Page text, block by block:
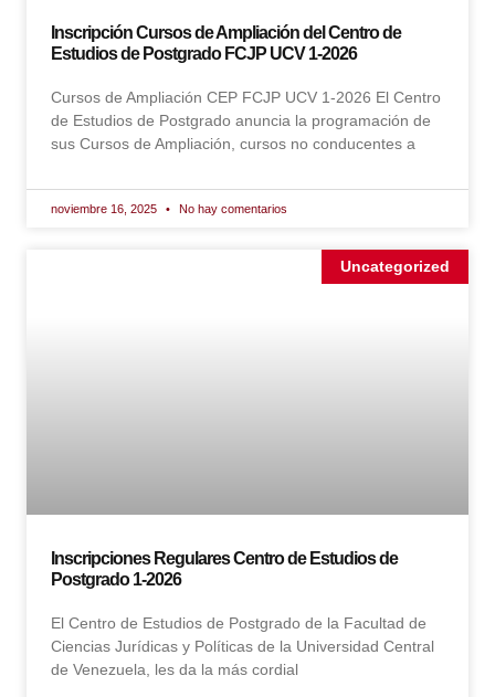
Inscripción Cursos de Ampliación del Centro de
Estudios de Postgrado FCJP UCV 1-2026
Cursos de Ampliación CEP FCJP UCV 1-2026 El Centro
de Estudios de Postgrado anuncia la programación de
sus Cursos de Ampliación, cursos no conducentes a
noviembre 16, 2025 No hay comentarios
Uncategorized
Inscripciones Regulares Centro de Estudios de
Postgrado 1-2026
El Centro de Estudios de Postgrado de la Facultad de
Ciencias Jurídicas y Políticas de la Universidad Central
de Venezuela, les da la más cordial